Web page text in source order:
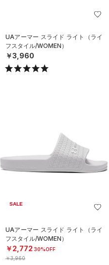
UAアーマー スライド ライト（ライ
フスタイル/WOMEN）
￥3,960
SALE
UAアーマー スライド ライト（ライ
フスタイル/WOMEN）
￥2,772 30%OFF
￥3,960